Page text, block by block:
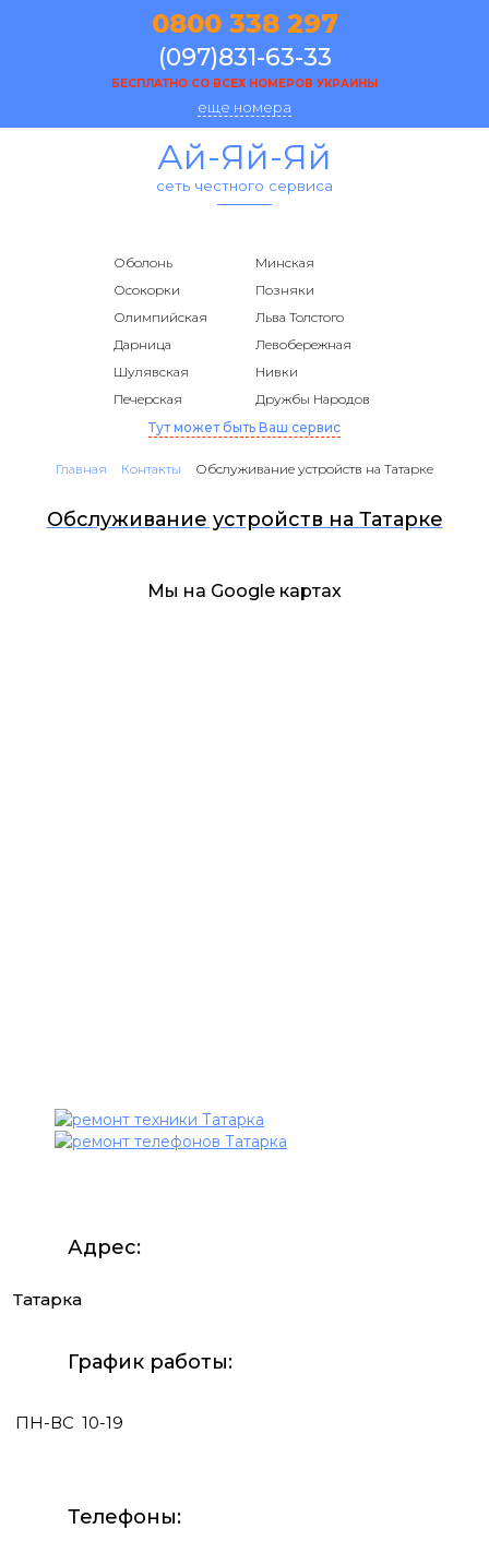
0800 338 297
(097)831-63-33
БЕСПЛАТНО СО ВСЕХ НОМЕРОВ УКРАИНЫ
еще номера
Ай-Яй-Яй
сеть честного сервиса
Оболонь
Минская
Осокорки
Позняки
Олимпийская
Льва Толстого
Дарница
Левобережная
Шулявская
Нивки
Печерская
Дружбы Народов
Тут может быть Ваш сервис
Главная Контакты Обслуживание устройств на Татарке
Обслуживание устройств на Татарке
Мы на Google картах
Адрес:
Татарка
График работы:
ПН-ВС 10-19
Телефоны: